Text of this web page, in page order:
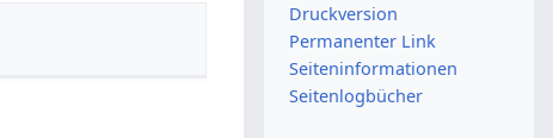
Druckversion
Permanenter Link
Seiten­­informationen
Seitenlogbücher